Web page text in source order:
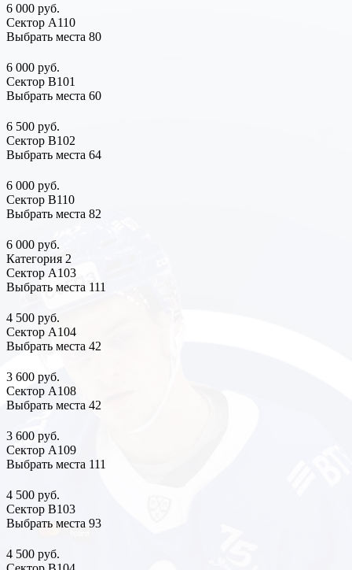
6 000 руб.
Сектор А110
Выбрать места 80
6 000 руб.
Сектор В101
Выбрать места 60
6 500 руб.
Сектор В102
Выбрать места 64
6 000 руб.
Сектор В110
Выбрать места 82
6 000 руб.
Категория 2
Сектор А103
Выбрать места 111
4 500 руб.
Сектор А104
Выбрать места 42
3 600 руб.
Сектор А108
Выбрать места 42
3 600 руб.
Сектор А109
Выбрать места 111
4 500 руб.
Сектор В103
Выбрать места 93
4 500 руб.